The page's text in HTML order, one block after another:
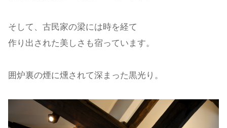
そして、古民家の梁には時を経て
作り出された美しさも宿っています。
囲炉裏の煙に燻されて深まった黒光り。